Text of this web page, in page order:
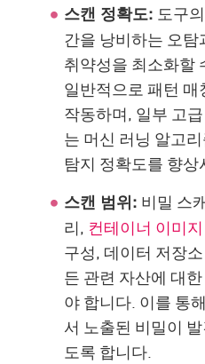
스캔 정확도: 도구
간을 낭비하는 오
취약성을 최소화할
일반적으로 패턴
작동하며, 일부 고
는 머신 러닝 알고
탐지 정확도를 향상
스캔 범위: 비밀 스
리, 컨테이너 이미
구성, 데이터 저장
든 관련 자산에 대
야 합니다. 이를 통
서 노출된 비밀이
도록 합니다.